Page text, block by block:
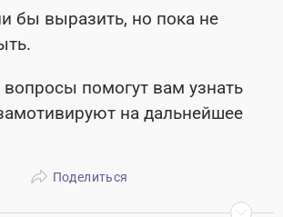
бы выразить, но пока не
помогут вам узнать
на дальнейшее
Поделиться